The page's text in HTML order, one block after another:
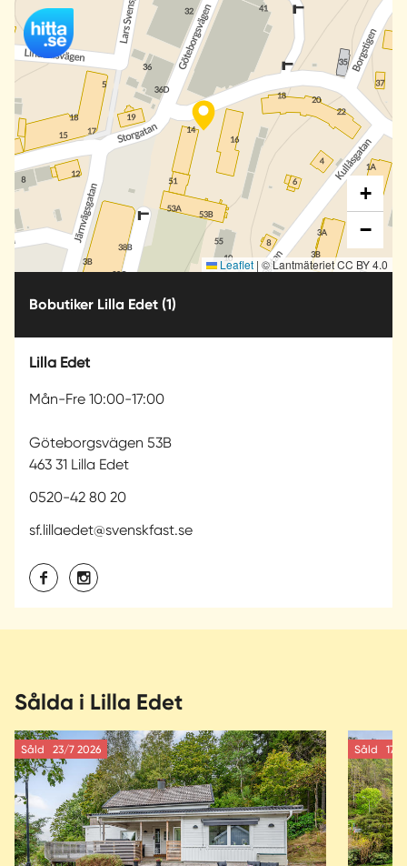
+
−
Leaflet | © Lantmäteriet CC BY 4.0
Bobutiker Lilla Edet (1)
Lilla Edet
Mån-Fre 10:00-17:00
Göteborgsvägen 53B
463 31 Lilla Edet
0520-42 80 20
sf.lillaedet@svenskfast.se
Sålda i Lilla Edet
Såld 23/7 2026 Såld 17/